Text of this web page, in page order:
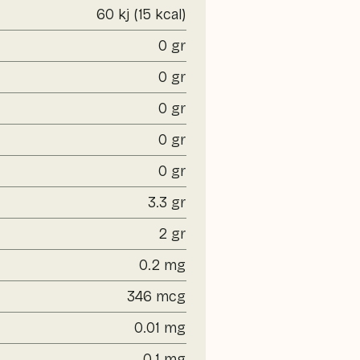
60 kj (15 kcal)
0 gr
0 gr
0 gr
0 gr
0 gr
3.3 gr
2 gr
0.2 mg
346 mcg
0.01 mg